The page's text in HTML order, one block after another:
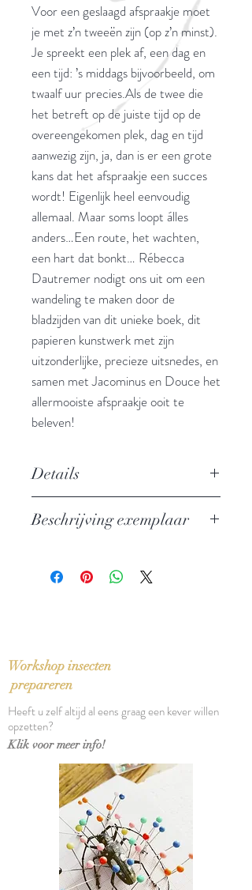
Voor een geslaagd afspraakje moet
je met z’n tweeën zijn (op z’n minst).
Je spreekt een plek af, een dag en
een tijd: ’s middags bijvoorbeeld, om
twaalf uur precies.Als de twee die
het betreft op de juiste tijd op de
overeengekomen plek, dag en tijd
aanwezig zijn, ja, dan is er een grote
kans dat het afspraakje een succes
wordt! Eigenlijk heel eenvoudig
allemaal. Maar soms loopt álles
anders…Een route, het wachten,
een hart dat bonkt… Rébecca
Dautremer nodigt ons uit om een
wandeling te maken door de
bladzijden van dit unieke boek, dit
papieren kunstwerk met zijn
uitzonderlijke, precieze uitsnedes, en
samen met Jacominus en Douce het
allermooiste afspraakje ooit te
beleven!
Details
Uitgever: Davidsfonds
Bindwijze: Hardcover
Beschrijving exemplaar
Workshop insecten
prepareren
Heeft u zelf altijd al eens graag een kever willen
opzetten?
Klik voor meer info!